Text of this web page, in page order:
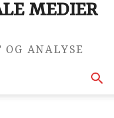
MEDIER
ANALYSE